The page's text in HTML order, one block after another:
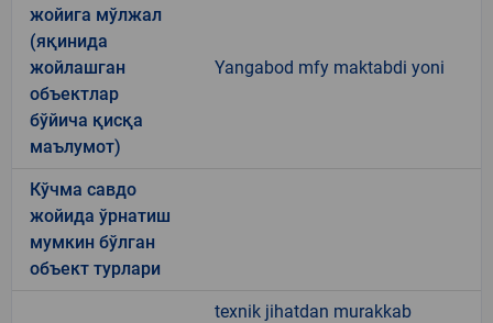
жойига мўлжал
(яқинида
жойлашган
объектлар
бўйича қисқа
маълумот)
Yangabod mfy maktabdi yoni
Кўчма савдо
жойида ўрнатиш
мумкин бўлган
объект турлари
texnik jihatdan murakkab